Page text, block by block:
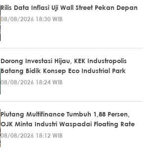
Rilis Data Inflasi Uji Wall Street Pekan Depan
08/08/2026 18:30 WIB
Dorong Investasi Hijau, KEK Industropolis
Batang Bidik Konsep Eco Industrial Park
08/08/2026 18:24 WIB
Piutang Multifinance Tumbuh 1,88 Persen,
OJK Minta Industri Waspadai Floating Rate
08/08/2026 18:12 WIB